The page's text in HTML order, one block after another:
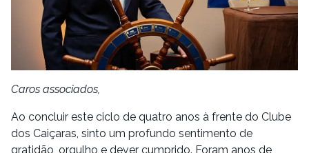
Caros associados,
Ao concluir este ciclo de quatro anos à frente do Clube
dos Caiçaras, sinto um profundo sentimento de
gratidão, orgulho e dever cumprido. Foram anos de